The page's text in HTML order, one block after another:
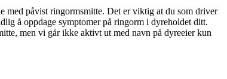
med påvist ringormsmitte. Det er viktig at du som driver
å oppdage symptomer på ringorm i dyreholdet ditt.
men vi går ikke aktivt ut med navn på dyreeier kun